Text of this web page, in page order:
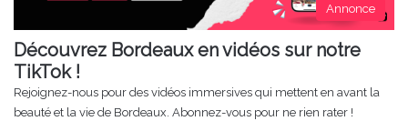
Annonce
Découvrez Bordeaux en vidéos sur notre
TikTok !
Rejoignez-nous pour des vidéos immersives qui mettent en avant la
beauté et la vie de Bordeaux. Abonnez-vous pour ne rien rater !